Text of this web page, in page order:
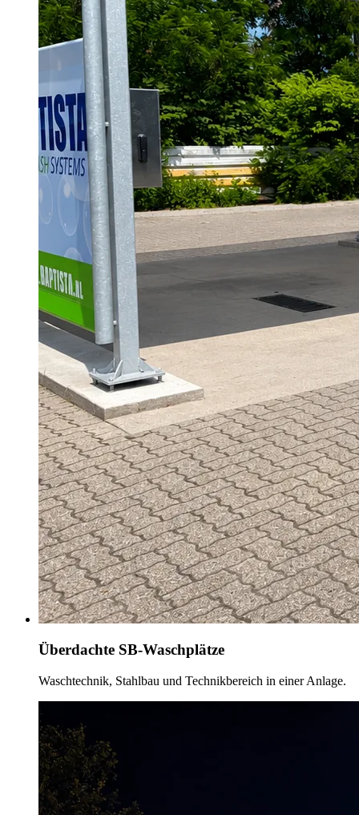
Überdachte SB-Waschplätze
Waschtechnik, Stahlbau und Technikbereich in einer Anlage.